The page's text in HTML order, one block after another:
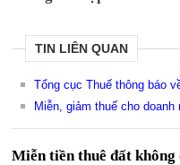
TIN LIÊN QUAN
Tổng cục Thuế thông báo
Miễn, giảm thuế cho
Miễn tiền thuê đất